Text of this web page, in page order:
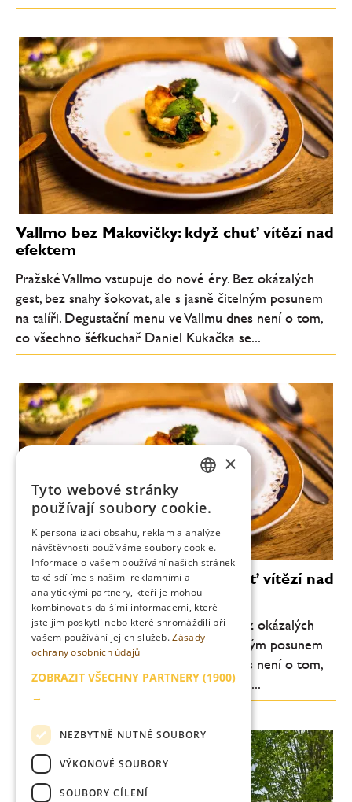
Vallmo bez Makovičky: když chuť vítězí nad
efektem
Pražské Vallmo vstupuje do nové éry. Bez okázalých
gest, bez snahy šokovat, ale s jasně čitelným posunem
na talíři. Degustační menu ve Vallmu dnes není o tom,
co všechno šéfkuchař Daniel Kukačka se...
Vallmo bez Makovičky: když chuť vítězí nad
efektem
Pražské Vallmo vstupuje do nové éry. Bez okázalých
gest, bez snahy šokovat, ale s jasně čitelným posunem
na talíři. Degustační menu ve Vallmu dnes není o tom,
co všechno šéfkuchař Daniel Kukačka se...
ENGLISH
×
Tyto webové stránky
používají soubory cookie.
K personalizaci obsahu, reklam a analýze
návštěvnosti používáme soubory cookie.
Informace o vašem používání našich stránek
také sdílíme s našimi reklamními a
analytickými partnery, kteří je mohou
kombinovat s dalšími informacemi, které
jste jim poskytli nebo které shromáždili při
vašem používání jejich služeb.Zásady
ochrany osobních údajů
ZOBRAZIT VŠECHNY PARTNERY (1900)
→
NEZBYTNĚ NUTNÉ SOUBORY
VÝKONOVÉ SOUBORY
SOUBORY CÍLENÍ